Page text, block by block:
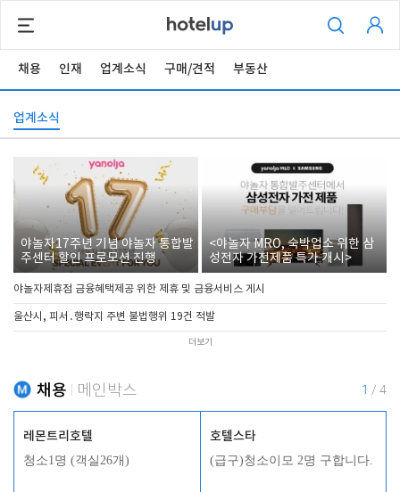
채용 인재 업계소식 구매/견적 부동산
업계소식
야놀자17주년 기념 야놀자 통합발
주센터 할인 프로모션 진행
<야놀자 MRO, 숙박업소 위한 삼
성전자 가전제품 특가 개시>
야놀자제휴점 금융혜택제공 위한 제휴 및 금융서비스 게시
울산시, 피서․행락지 주변 불법행위 19건 적발
더보기
채용 메인박스 1 / 4
레몬트리호텔
청소1명 (객실26개)
호텔스타
(급구)청소이모 2명 구합니다.